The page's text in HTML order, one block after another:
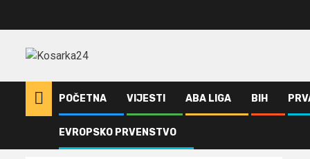
POČETNA VIJESTI ABA LIGA BIH
EVROPSKO PRVENSTVO
Vijesti Sašo Filipovski